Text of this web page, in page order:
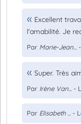
Excellent
l'amabilité. Je
Par Marie-Jean...
Super. Très
Par Irène Van... -
Par Elisabeth ... -